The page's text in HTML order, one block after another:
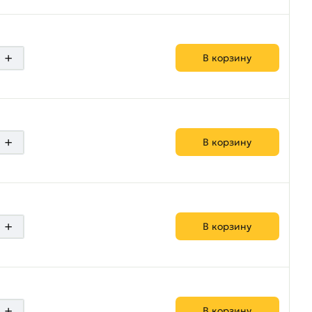
+ В корзину
+ В корзину
+ В корзину